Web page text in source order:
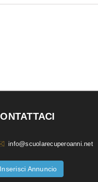
info@scuolarecuperoanni.net
Inserisci Annuncio